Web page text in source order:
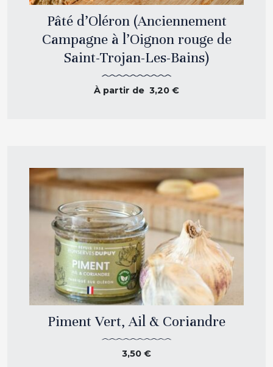
Pâté d’Oléron (Anciennement
Campagne à l’Oignon rouge de
Saint-Trojan-Les-Bains)
À partir de 3,20 €
Piment Vert, Ail & Coriandre
3,50 €